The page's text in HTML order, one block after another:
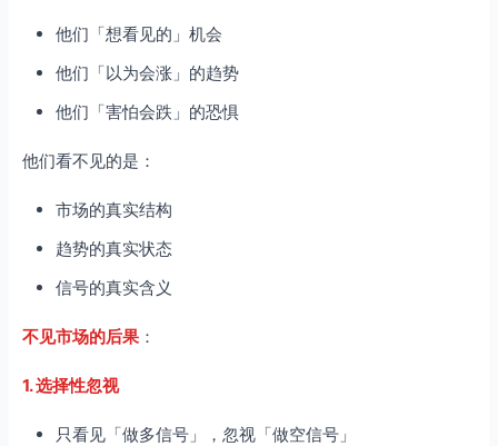
他们「想看见的」机会
他们「以为会涨」的趋势
他们「害怕会跌」的恐惧
他们看不见的是：
市场的真实结构
趋势的真实状态
信号的真实含义
不见市场的后果 ：
1. 选择性忽视
只看见「做多信号」，忽视「做空信号」